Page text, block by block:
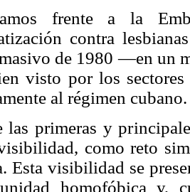
frente a la
contra
de 1980 —en un
visto por los
al régimen cubano.
las primeras y
como reto
Esta visibilidad se
homofóbica y,